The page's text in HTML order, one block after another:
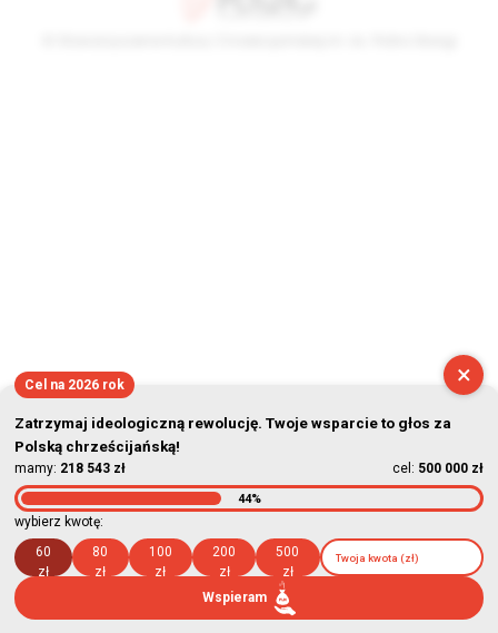
×
Cel na 2026 rok
Zatrzymaj ideologiczną rewolucję. Twoje wsparcie to głos za
Polską chrześcijańską!
mamy: 218 543 zł cel: 500 000 zł
44%
wybierz kwotę:
60
zł
80
zł
100
zł
200
zł
500
zł
Wspieram